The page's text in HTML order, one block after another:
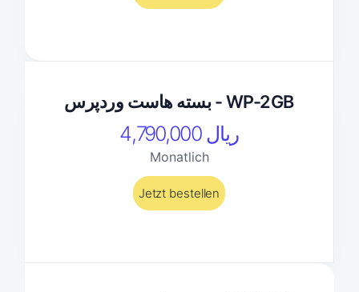
بسته هاست وردپرس - WP-2GB
4,790,000 ریال
Monatlich
Jetzt bestellen